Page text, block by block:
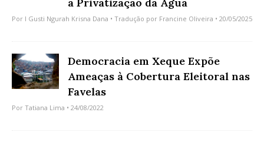
Por I Gusti Ngurah Krisna Dana • Tradução por Francine Oliveira • 20/05/2025
Democracia em Xeque Expõe
Ameaças à Cobertura Eleitoral nas
Favelas
Por Tatiana Lima • 24/08/2022